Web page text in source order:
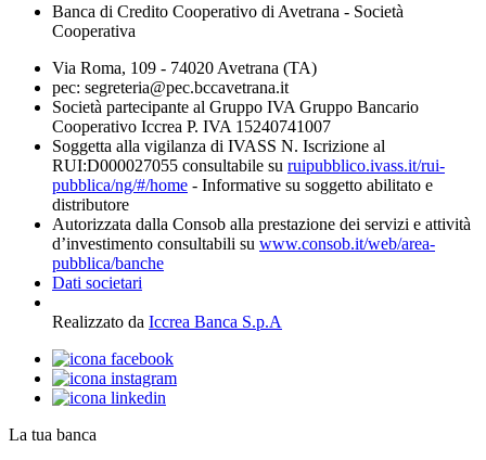
Banca di Credito Cooperativo di Avetrana - Società
Cooperativa
Via Roma, 109 - 74020 Avetrana (TA)
pec: segreteria@pec.bccavetrana.it
Società partecipante al Gruppo IVA Gruppo Bancario
Cooperativo Iccrea P. IVA 15240741007
Soggetta alla vigilanza di IVASS N. Iscrizione al
RUI:D000027055 consultabile su ruipubblico.ivass.it/rui-
pubblica/ng/#/home - Informative su soggetto abilitato e
distributore
Autorizzata dalla Consob alla prestazione dei servizi e attività
d’investimento consultabili su www.consob.it/web/area-
pubblica/banche
Dati societari
Realizzato da Iccrea Banca S.p.A
La tua banca